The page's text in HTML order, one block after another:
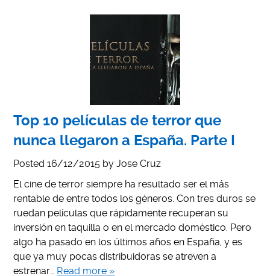
Top 10 películas de terror que
nunca llegaron a España. Parte I
Posted16/12/2015 byJose Cruz
El cine de terror siempre ha resultado ser el más
rentable de entre todos los géneros. Con tres duros se
ruedan películas que rápidamente recuperan su
inversión en taquilla o en el mercado doméstico. Pero
algo ha pasado en los últimos años en España, y es
que ya muy pocas distribuidoras se atreven a
estrenar… Read more »